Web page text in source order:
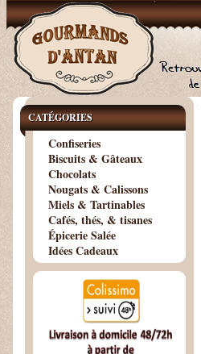
CATÉGORIES
Confiseries
Biscuits & Gâteaux
Chocolats
Nougats & Calissons
Miels & Tartinables
Cafés, thés, & tisanes
Épicerie Salée
Idées Cadeaux